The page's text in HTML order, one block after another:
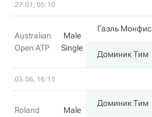
27.01, 05:10
Australian
Open ATP
Male
Single
Гаэль Монфис
Доминик Тим
03.06, 16:15
Roland
Male
Доминик Тим